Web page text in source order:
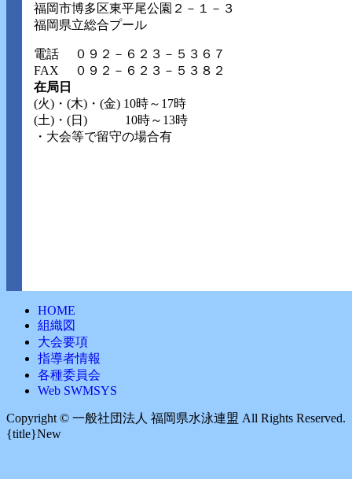
福岡市博多区東平尾公園２－１－３
福岡県立総合プール
電話
０９２－６２３－５３６７
FAX ０９２－６２３－５３８２
在局日
(火)・(木)・(金) 10時～17時
(土)・(日) 10時～13時
・大会等で留守の場合有
HOME
組織図
大会要項
指導者情報
各種委員会
Web SWMSYS
Copyright ©︎ 一般社団法人 福岡県水泳連盟 All Rights Reserved.
{title}New